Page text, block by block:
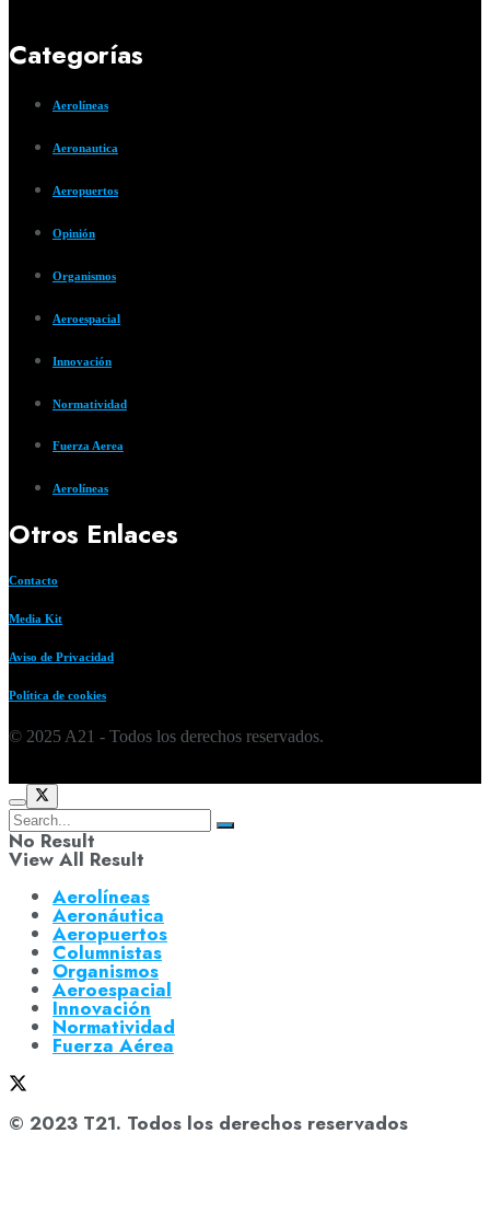
Categorías
Aerolíneas
Aeronautica
Aeropuertos
Opinión
Organismos
Aeroespacial
Innovación
Normatividad
Fuerza Aerea
Aerolíneas
Otros Enlaces
Contacto
Media Kit
Aviso de Privacidad
Política de cookies
© 2025 A21 - Todos los derechos reservados.
No Result
View All Result
Aerolíneas
Aeronáutica
Aeropuertos
Columnistas
Organismos
Aeroespacial
Innovación
Normatividad
Fuerza Aérea
© 2023 T21. Todos los derechos reservados